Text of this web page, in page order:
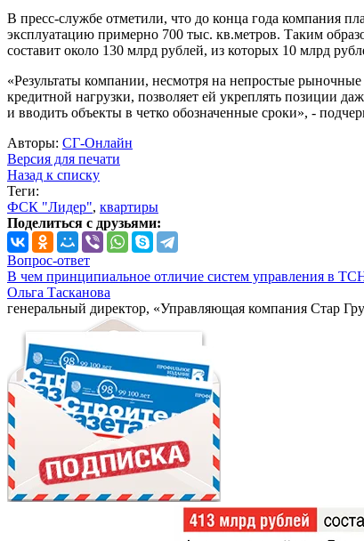
В пресс-службе отметили, что до конца года компания
эксплуатацию примерно 700 тыс. кв.метров. Таким
составит около 130 млрд рублей, из которых 10 млрд
«Результаты компании, несмотря на непростые
кредитной нагрузки, позволяет ей укреплять позиции
и вводить объекты в четко обозначенные сроки», -
Авторы: СГ-Онлайн
Версия для печати
Назад к списку
Теги:
ФСК "Лидер", квартиры
Поделиться с друзьями:
Вопрос-ответ
В чем принципиальное отличие систем управления в
Ольга Тасканова
генеральный директор, «Управляющая компания Стар